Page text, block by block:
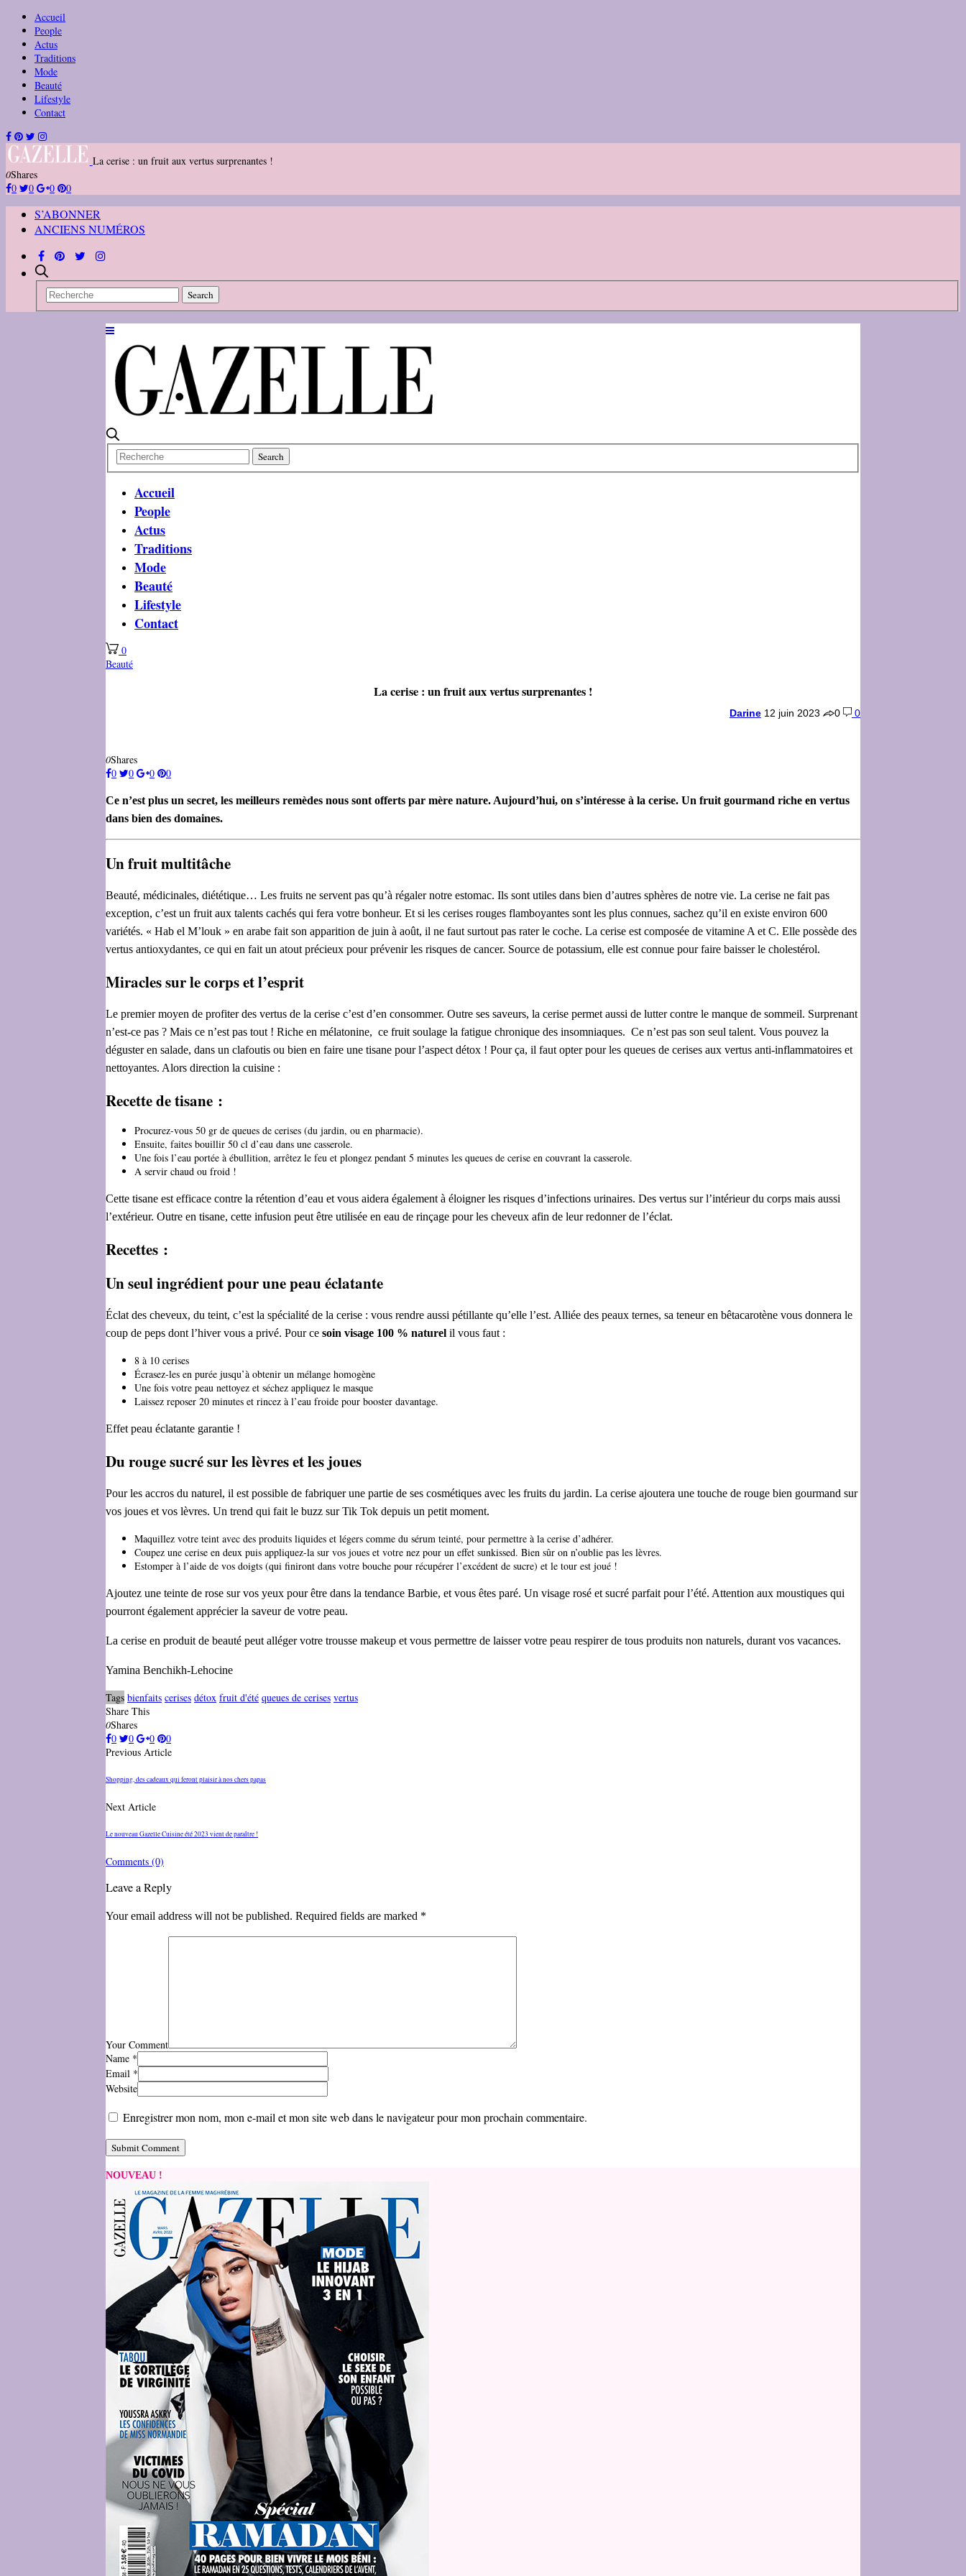
Accueil
People
Actus
Traditions
Mode
Beauté
Lifestyle
Contact
La cerise : un fruit aux vertus surprenantes !
0Shares
0
0 0 0
S’ABONNER
ANCIENS NUMÉROS
Accueil
People
Actus
Traditions
Mode
Beauté
Lifestyle
Contact
0
Beauté
La cerise : un fruit aux vertus surprenantes !
Darine 12 juin 2023 0 0
0Shares
0
0 0 0
Ce n’est plus un secret, les meilleurs remèdes nous sont offerts par mère nature. Aujourd’hui, on s’intéresse à la cerise. Un fruit gourmand riche en vertus
dans bien des domaines.
Un fruit multitâche
Beauté, médicinales, diététique… Les fruits ne servent pas qu’à régaler notre estomac. Ils sont utiles dans bien d’autres sphères de notre vie. La cerise ne fait pas
exception, c’est un fruit aux talents cachés qui fera votre bonheur. Et si les cerises rouges flamboyantes sont les plus connues, sachez qu’il en existe environ 600
variétés. « Hab el M’louk » en arabe fait son apparition de juin à août, il ne faut surtout pas rater le coche. La cerise est composée de vitamine A et C. Elle possède des
vertus antioxydantes, ce qui en fait un atout précieux pour prévenir les risques de cancer. Source de potassium, elle est connue pour faire baisser le cholestérol.
Miracles sur le corps et l’esprit
Le premier moyen de profiter des vertus de la cerise c’est d’en consommer. Outre ses saveurs, la cerise permet aussi de lutter contre le manque de sommeil. Surprenant
n’est-ce pas ? Mais ce n’est pas tout ! Riche en mélatonine, ce fruit soulage la fatigue chronique des insomniaques. Ce n’est pas son seul talent. Vous pouvez la
déguster en salade, dans un clafoutis ou bien en faire une tisane pour l’aspect détox ! Pour ça, il faut opter pour les queues de cerises aux vertus anti-inflammatoires et
nettoyantes. Alors direction la cuisine :
Recette de tisane :
Procurez-vous 50 gr de queues de cerises (du jardin, ou en pharmacie).
Ensuite, faites bouillir 50 cl d’eau dans une casserole.
Une fois l’eau portée à ébullition, arrêtez le feu et plongez pendant 5 minutes les queues de cerise en couvrant la casserole.
A servir chaud ou froid !
Cette tisane est efficace contre la rétention d’eau et vous aidera également à éloigner les risques d’infections urinaires. Des vertus sur l’intérieur du corps mais aussi
l’extérieur. Outre en tisane, cette infusion peut être utilisée en eau de rinçage pour les cheveux afin de leur redonner de l’éclat.
Recettes :
Un seul ingrédient pour une peau éclatante
Éclat des cheveux, du teint, c’est la spécialité de la cerise : vous rendre aussi pétillante qu’elle l’est. Alliée des peaux ternes, sa teneur en bêtacarotène vous donnera le
coup de peps dont l’hiver vous a privé. Pour ce soin visage 100 % naturel il vous faut :
8 à 10 cerises
Écrasez-les en purée jusqu’à obtenir un mélange homogène
Une fois votre peau nettoyez et séchez appliquez le masque
Laissez reposer 20 minutes et rincez à l’eau froide pour booster davantage.
Effet peau éclatante garantie !
Du rouge sucré sur les lèvres et les joues
Pour les accros du naturel, il est possible de fabriquer une partie de ses cosmétiques avec les fruits du jardin. La cerise ajoutera une touche de rouge bien gourmand sur
vos joues et vos lèvres. Un trend qui fait le buzz sur Tik Tok depuis un petit moment.
Maquillez votre teint avec des produits liquides et légers comme du sérum teinté, pour permettre à la cerise d’adhérer.
Coupez une cerise en deux puis appliquez-la sur vos joues et votre nez pour un effet sunkissed. Bien sûr on n’oublie pas les lèvres.
Estomper à l’aide de vos doigts (qui finiront dans votre bouche pour récupérer l’excédent de sucre) et le tour est joué !
Ajoutez une teinte de rose sur vos yeux pour être dans la tendance Barbie, et vous êtes paré. Un visage rosé et sucré parfait pour l’été. Attention aux moustiques qui
pourront également apprécier la saveur de votre peau.
La cerise en produit de beauté peut alléger votre trousse makeup et vous permettre de laisser votre peau respirer de tous produits non naturels, durant vos vacances.
Yamina Benchikh-Lehocine
Tags bienfaits cerises détox fruit d'été queues de cerises vertus
Share This
0Shares
0
0 0
0
Previous Article
Shopping, des cadeaux qui feront plaisir à nos chers papas
Next Article
Le nouveau Gazelle Cuisine été 2023 vient de paraître !
Comments (0)
Leave a Reply
Your email address will not be published. Required fields are marked *
Your Comment
Name *
Email *
Website
Enregistrer mon nom, mon e-mail et mon site web dans le navigateur pour mon prochain commentaire.
NOUVEAU !